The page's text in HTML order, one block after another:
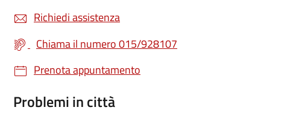
Richiedi assistenza
Chiama il numero 015/928107
Prenota appuntamento
Problemi in città